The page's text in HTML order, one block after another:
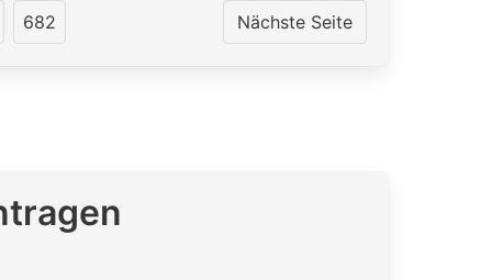
Nächste Seite
682